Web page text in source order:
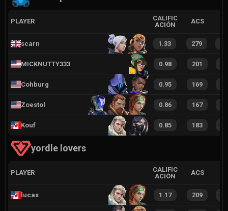
PLAYER
CALIFIC
ACIÓN
ACS
scarn 1.33 279
MICKNUTTY333 0.98 201
Cohburg 0.95 169
Zoestol 0.86 167
Kouf 0.85 183
yordle lovers
PLAYER
CALIFIC
ACIÓN
ACS
lucas 1.17 209